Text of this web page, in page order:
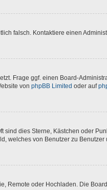
falsch. Kontaktiere einen
Frage ggf. einen Board-
von phpBB Limited oder auf
dies Sterne, Kästchen oder
welches von Benutzer zu Benutzer
Remote oder Hochladen. Die